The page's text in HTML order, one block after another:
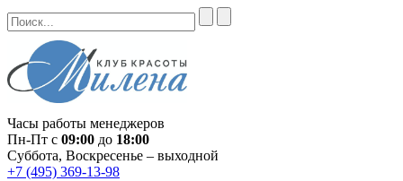
Часы работы менеджеров
Пн-Пт с 09:00 до 18:00
Суббота, Воскресенье – выходной
+7 (495) 369-13-98